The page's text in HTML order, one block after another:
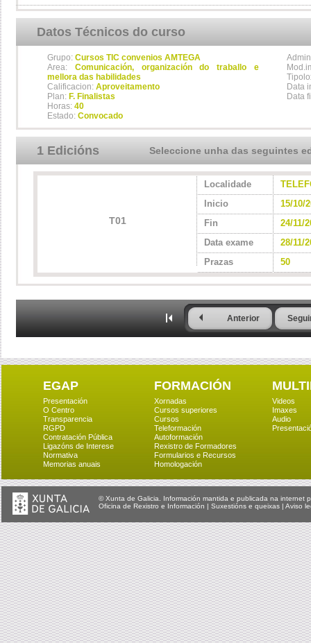
Datos Técnicos do curso
Grupo: Cursos TIC convenios AMTEGA
Area: Comunicación, organización do traballo e
mellora das habilidades
Calificacion: Aproveitamento
Plan: F. Finalistas
Horas: 40
Estado: Convocado
Data
Data
1 Edicións Seleccione unha das seguintes
T01
Localidade
Inicio
15/10/
Fin
24/11/
Data exame
28/11/
Prazas
50
Anterior
EGAP
Presentación
O Centro
Transparencia
RGPD
Contratación Pública
Ligazóns de Interese
Normativa
Memorias anuais
FORMACIÓN
Xornadas
Cursos superiores
Cursos
Teleformación
Autoformación
Rexistro de Formadores
Formularios e Recursos
Homologación
Videos
Imaxes
Audio
© Xunta de Galicia. Información mantida e publicada na internet
Oficina de Rexistro e Información | Suxestións e queixas | Aviso